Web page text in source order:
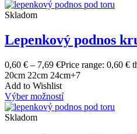
Skladom
Lepenkový podnos
0,60 € – 7,69 €Price range: 0,60 €
20cm 22cm 24cm+7
Add to Wishlist
Výber možností
Skladom